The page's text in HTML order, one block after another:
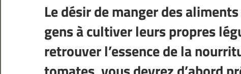
Le désir de manger des
gens à cultiver leurs propres
retrouver l’essence de la